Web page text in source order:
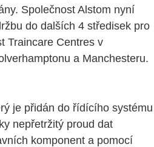
Společnost Alstom nyní
do dalších 4 středisek pro
Traincare Centres v
a Manchesteru.
je přidán do řídícího systému
nepřetržitý proud dat
komponent a pomocí